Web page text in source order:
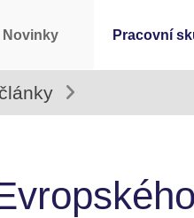
Novinky Pracovní
články